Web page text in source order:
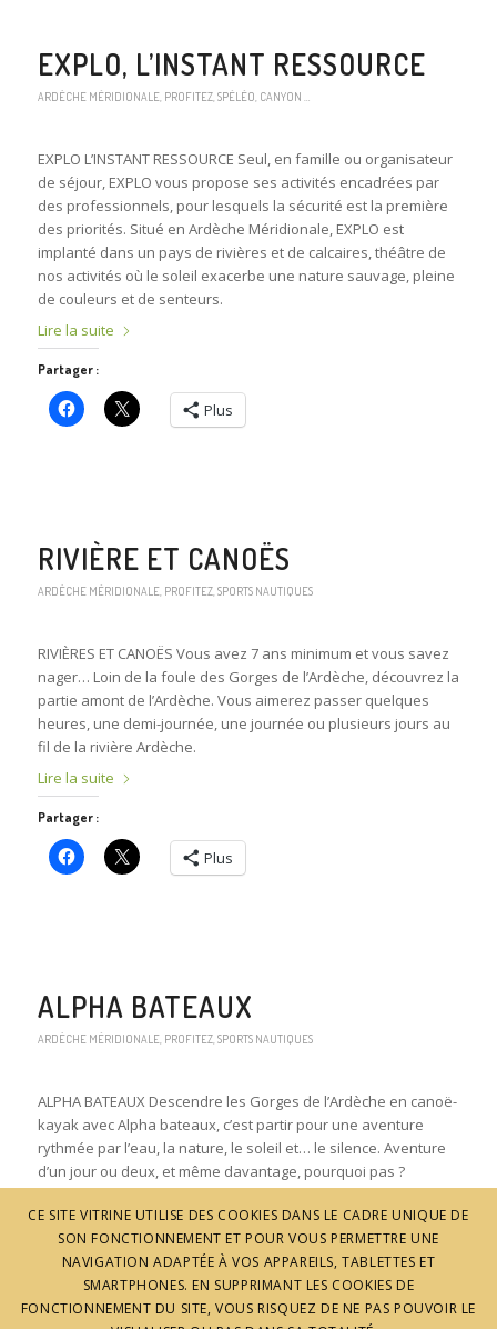
EXPLO, L’INSTANT RESSOURCE
ARDÈCHE MÉRIDIONALE, PROFITEZ, SPÉLÉO, CANYON …
EXPLO L’INSTANT RESSOURCE Seul, en famille ou organisateur
de séjour, EXPLO vous propose ses activités encadrées par
des professionnels, pour lesquels la sécurité est la première
des priorités. Situé en Ardèche Méridionale, EXPLO est
implanté dans un pays de rivières et de calcaires, théâtre de
nos activités où le soleil exacerbe une nature sauvage, pleine
de couleurs et de senteurs.
Lire la suite
Partager :
Plus
RIVIÈRE ET CANOËS
ARDÈCHE MÉRIDIONALE, PROFITEZ, SPORTS NAUTIQUES
RIVIÈRES ET CANOËS Vous avez 7 ans minimum et vous savez
nager… Loin de la foule des Gorges de l’Ardèche, découvrez la
partie amont de l’Ardèche. Vous aimerez passer quelques
heures, une demi-journée, une journée ou plusieurs jours au
fil de la rivière Ardèche.
Lire la suite
Partager :
Plus
ALPHA BATEAUX
ARDÈCHE MÉRIDIONALE, PROFITEZ, SPORTS NAUTIQUES
ALPHA BATEAUX Descendre les Gorges de l’Ardèche en canoë-
kayak avec Alpha bateaux, c’est partir pour une aventure
rythmée par l’eau, la nature, le soleil et… le silence. Aventure
d’un jour ou deux, et même davantage, pourquoi pas ?
Partager :
Plus
CE SITE VITRINE UTILISE DES COOKIES DANS LE CADRE UNIQUE DE
SON FONCTIONNEMENT ET POUR VOUS PERMETTRE UNE
NAVIGATION ADAPTÉE À VOS APPAREILS, TABLETTES ET
SMARTPHONES. EN SUPPRIMANT LES COOKIES DE
FONCTIONNEMENT DU SITE, VOUS RISQUEZ DE NE PAS POUVOIR LE